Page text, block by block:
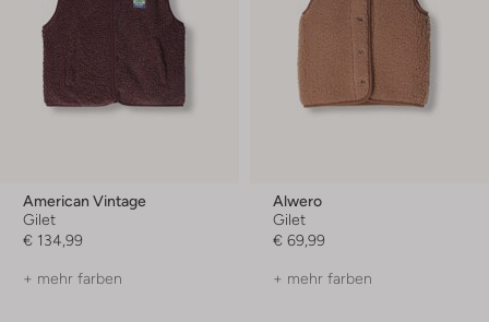
American Vintage
Gilet
€ 134,99
+ mehr farben
Alwero
Gilet
€ 69,99
+ mehr farben